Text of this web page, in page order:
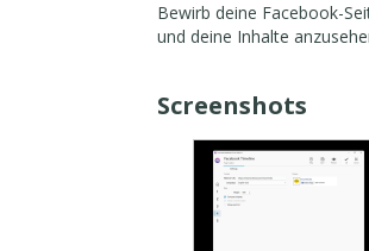
Bewirb deine Facebook-
und deine Inhalte
Screenshots